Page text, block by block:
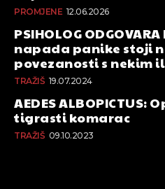
PROMJENE 12.06.2026
PSIHOLOG
napada panike stoji
povezanosti s nekim
TRAŽIŠ 19.07.2024
AEDES ALBOPICTUS:
tigrasti komarac
TRAŽIŠ 09.10.2023